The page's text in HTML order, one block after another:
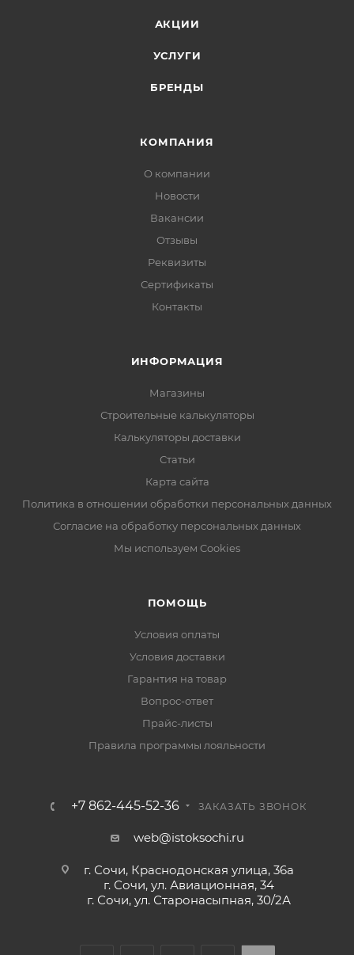
АКЦИИ
УСЛУГИ
БРЕНДЫ
КОМПАНИЯ
О компании
Новости
Вакансии
Отзывы
Реквизиты
Сертификаты
Контакты
ИНФОРМАЦИЯ
Магазины
Строительные калькуляторы
Калькуляторы доставки
Статьи
Карта сайта
Политика в отношении обработки персональных данных
Согласие на обработку персональных данных
Мы используем Cookies
ПОМОЩЬ
Условия оплаты
Условия доставки
Гарантия на товар
Вопрос-ответ
Прайс-листы
Правила программы лояльности
+7 862-445-52-36 ЗАКАЗАТЬ ЗВОНОК
web@istoksochi.ru
г. Сочи, Краснодонская улица, 36а
г. Сочи, ул. Авиационная, 34
г. Сочи, ул. Старонасыпная, 30/2А